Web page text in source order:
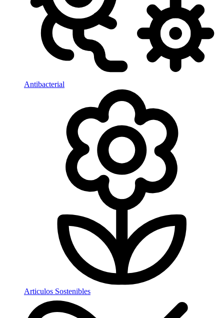
Antibacterial
Articulos Sostenibles